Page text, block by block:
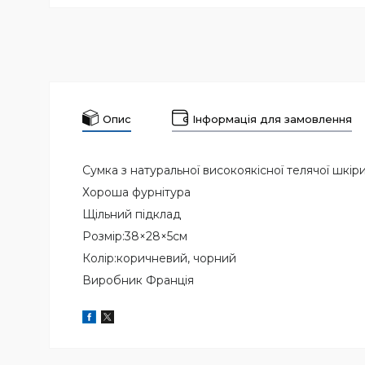
Опис Інформація для замовлення
Сумка з натуральної високоякісної телячої
Хороша фурнітура
Щільний підклад
Розмір:38×28×5см
Колір:коричневий, чорний
Виробник Франція